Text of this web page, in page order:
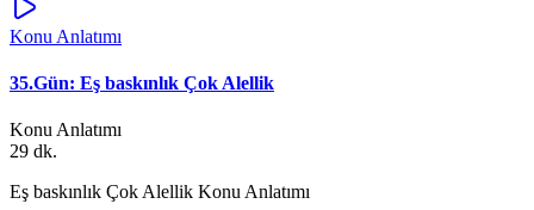
Konu Anlatımı
35.Gün: Eş baskınlık Çok Alellik
Konu Anlatımı
29 dk.
Eş baskınlık Çok Alellik Konu Anlatımı